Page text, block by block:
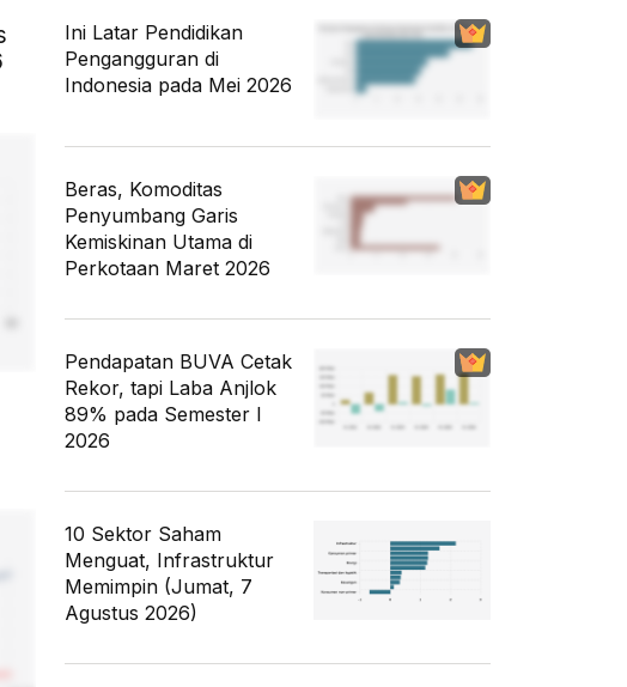
Ini Latar Pendidikan
Pengangguran di
Indonesia pada Mei 2026
Beras, Komoditas
Penyumbang Garis
Kemiskinan Utama di
Perkotaan Maret 2026
Pendapatan BUVA Cetak
Rekor, tapi Laba Anjlok
89% pada Semester I
2026
10 Sektor Saham
Menguat, Infrastruktur
Memimpin (Jumat, 7
Agustus 2026)